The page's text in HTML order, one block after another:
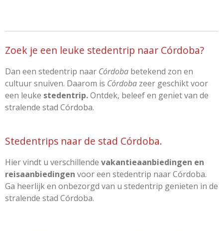
Zoek je een leuke stedentrip naar Córdoba?
Dan een stedentrip naar Córdoba betekend zon en
cultuur snuiven. Daarom is Córdoba zeer geschikt voor
een leuke stedentrip.Ontdek, beleef en geniet van de
stralende stad Córdoba.
Stedentrips naar de stad Córdoba.
Hier vindt u verschillende vakantieaanbiedingen en
reisaanbiedingen voor een stedentrip naar Córdoba.
Ga heerlijk en onbezorgd van u stedentrip genieten in de
stralende stad Córdoba.